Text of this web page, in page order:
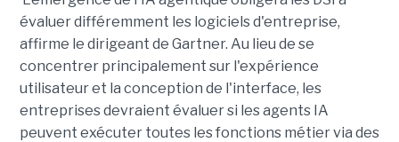
évaluer différemment les logiciels d'entreprise,
affirme le dirigeant de Gartner. Au lieu de se
concentrer principalement sur l'expérience
utilisateur et la conception de l'interface, les
entreprises devraient évaluer si les agents IA
peuvent exécuter toutes les fonctions métier via des